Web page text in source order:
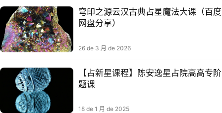
穹印之源云汉古典占星魔法大课（百度
网盘分享）
26 de 3 月 de 2026
【占新星‬课程】陈安逸星占‬院高高专阶‬
题课
18 de 1 月 de 2025